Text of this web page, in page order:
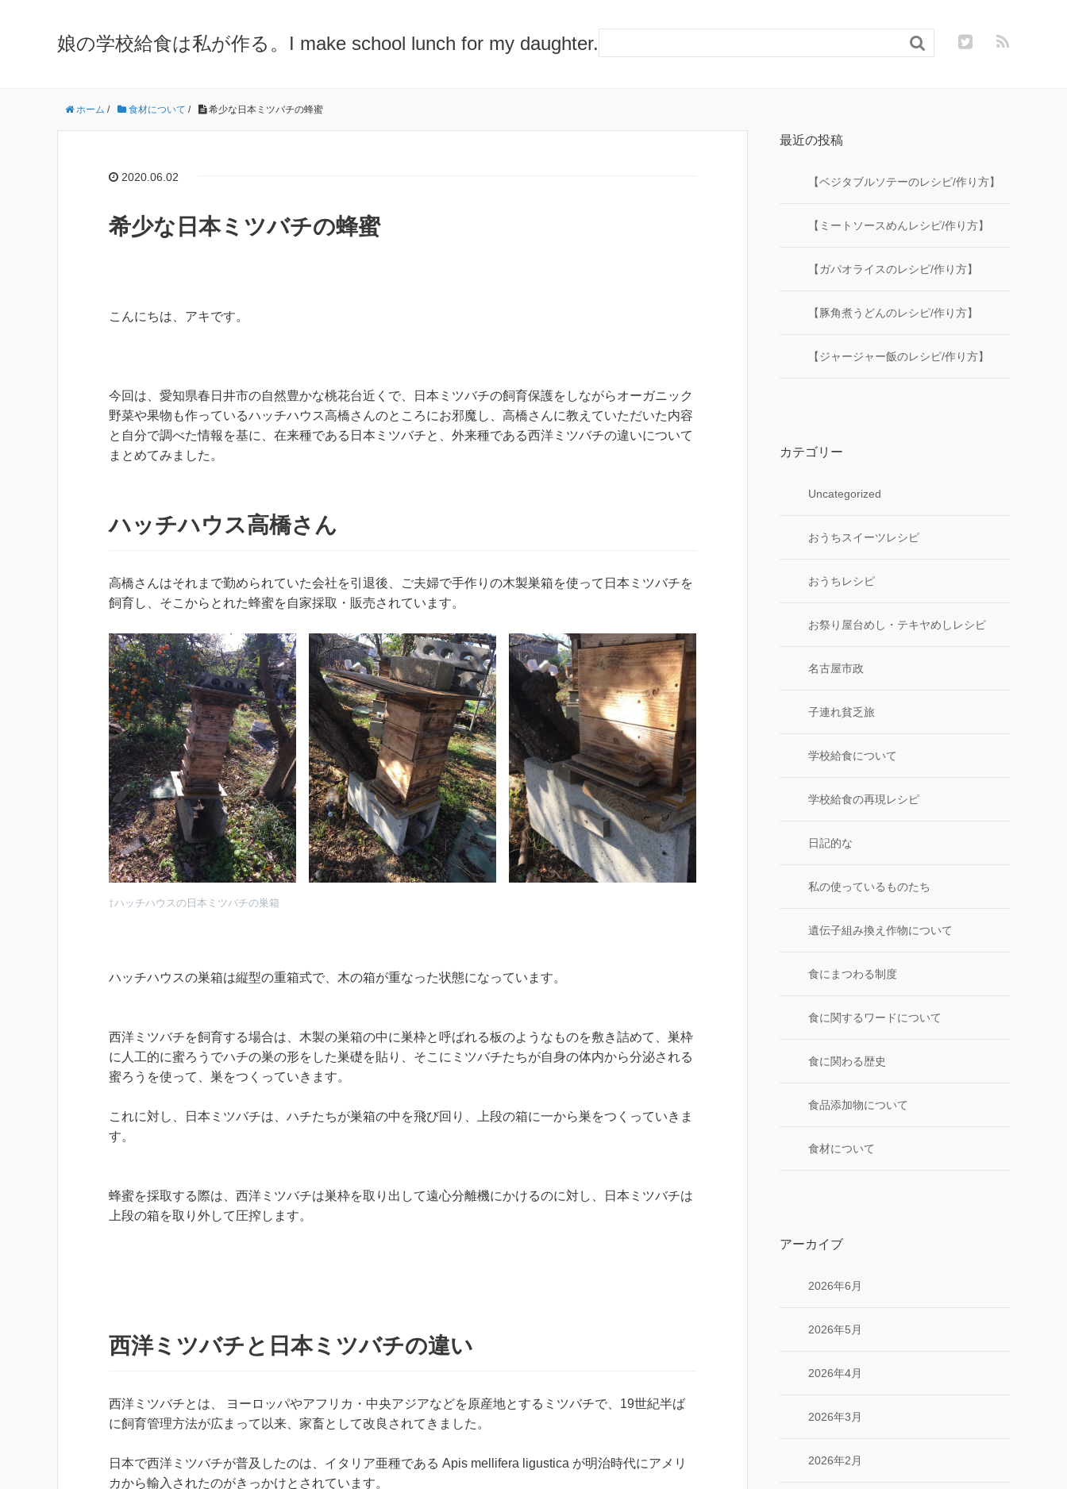
娘の学校給食は私が作る。I make school lunch for my daughter. 
ホーム / 食材について / 希少な日本ミツバチの蜂蜜
2020.06.02
希少な日本ミツバチの蜂蜜
こんにちは、アキです。
今回は、愛知県春日井市の自然豊かな桃花台近くで、日本ミツバチの飼育保護をしながらオーガニック
野菜や果物も作っているハッチハウス高橋さんのところにお邪魔し、高橋さんに教えていただいた内容
と自分で調べた情報を基に、在来種である日本ミツバチと、外来種である西洋ミツバチの違いについて
まとめてみました。
ハッチハウス高橋さん
高橋さんはそれまで勤められていた会社を引退後、ご夫婦で手作りの木製巣箱を使って日本ミツバチを
飼育し、そこからとれた蜂蜜を自家採取・販売されています。
⇧ハッチハウスの日本ミツバチの巣箱
ハッチハウスの巣箱は縦型の重箱式で、木の箱が重なった状態になっています。
西洋ミツバチを飼育する場合は、木製の巣箱の中に巣枠と呼ばれる板のようなものを敷き詰めて、巣枠
に人工的に蜜ろうでハチの巣の形をした巣礎を貼り、そこにミツバチたちが自身の体内から分泌される
蜜ろうを使って、巣をつくっていきます。
これに対し、日本ミツバチは、ハチたちが巣箱の中を飛び回り、上段の箱に一から巣をつくっていきま
す。
蜂蜜を採取する際は、西洋ミツバチは巣枠を取り出して遠心分離機にかけるのに対し、日本ミツバチは
上段の箱を取り外して圧搾します。
西洋ミツバチと日本ミツバチの違い
西洋ミツバチとは、 ヨーロッパやアフリカ・中央アジアなどを原産地とするミツバチで、19世紀半ば
に飼育管理方法が広まって以来、家畜として改良されてきました。
日本で西洋ミツバチが普及したのは、イタリア亜種である Apis mellifera ligustica が明治時代にアメリ
カから輸入されたのがきっかけとされています。
最近の投稿
【ベジタブルソテーのレシピ/作り方】
【ミートソースめんレシピ/作り方】
【ガパオライスのレシピ/作り方】
【豚角煮うどんのレシピ/作り方】
【ジャージャー飯のレシピ/作り方】
カテゴリー
Uncategorized
おうちスイーツレシピ
おうちレシピ
お祭り屋台めし・テキヤめしレシピ
名古屋市政
子連れ貧乏旅
学校給食について
学校給食の再現レシピ
日記的な
私の使っているものたち
遺伝子組み換え作物について
食にまつわる制度
食に関するワードについて
食に関わる歴史
食品添加物について
食材について
アーカイブ
2026年6月
2026年5月
2026年4月
2026年3月
2026年2月